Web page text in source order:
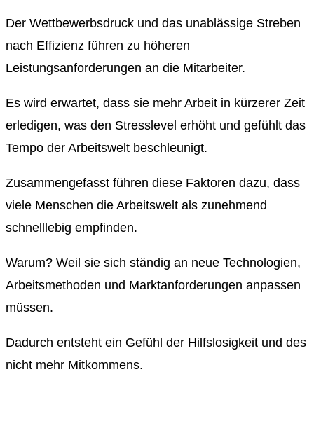
Der Wettbewerbsdruck und das unablässige Streben
nach Effizienz führen zu höheren
Leistungsanforderungen an die Mitarbeiter.
Es wird erwartet, dass sie mehr Arbeit in kürzerer Zeit
erledigen, was den Stresslevel erhöht und gefühlt das
Tempo der Arbeitswelt beschleunigt.
Zusammengefasst führen diese Faktoren dazu, dass
viele Menschen die Arbeitswelt als zunehmend
schnelllebig empfinden.
Warum? Weil sie sich ständig an neue Technologien,
Arbeitsmethoden und Marktanforderungen anpassen
müssen.
Dadurch entsteht ein Gefühl der Hilfslosigkeit und des
nicht mehr Mitkommens.